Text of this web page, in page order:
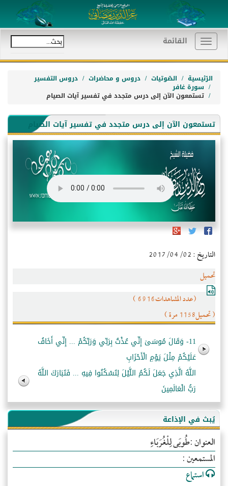
Toggle
navigation
القائمة
الرّئيسية الصّوتيات دروس و محاضرات دروس التفسير
سورة غافر
تستمعون الآن إلى درس متجدد في تفسير آيات الصيام
تستمعون الآن إلى درس متجدد في تفسير آيات الصيام
التاريخ : 2017/04/02
تحميل
(عدد المشاهدات6916 )
( تحميل1158 مرة )
11- وَقَالَ مُوسَىٰ إِنِّي عُذْتُ بِرَبِّي وَرَبِّكُمْ ... إِنِّي أَخَافُ
عَلَيْكُمْ مِثْلَ يَوْمِ الْأَحْزَابِ
اللَّهُ الَّذِي جَعَلَ لَكُمُ اللَّيْلَ لِتَسْكُنُوا فِيهِ ... فَتَبَارَكَ اللَّهُ
رَبُّ الْعَالَمِينَ
يُبث في الإذاعة
العنوان :طُوبَى لِلْغُرَبَاءِ
المستمعين :
استماع